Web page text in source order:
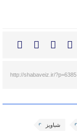
http://shabaveiz.ir/?p=6385
شباویز